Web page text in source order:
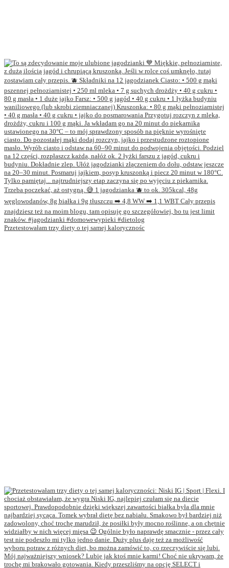
Przetestowałam trzy diety o tej samej kalorycznośc